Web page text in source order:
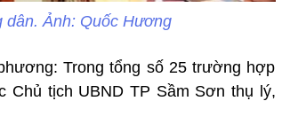
dân. Ảnh: Quốc Hương
Trong tổng số 25 trường hợp
Chủ tịch UBND TP Sầm Sơn thụ lý,